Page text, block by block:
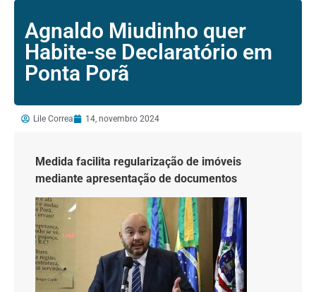
Agnaldo Miudinho quer
Habite-se Declaratório em
Ponta Porã
Lile Correa 14, novembro 2024
Medida facilita regularização de imóveis
mediante apresentação de documentos